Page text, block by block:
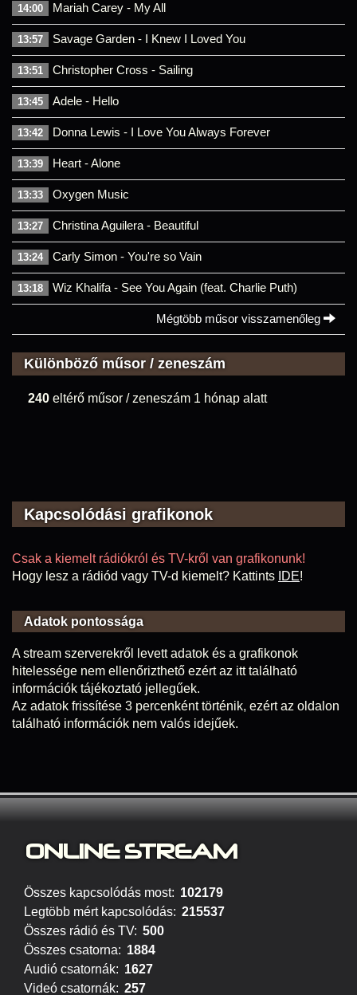
14:00 Mariah Carey - My All
13:57 Savage Garden - I Knew I Loved You
13:51 Christopher Cross - Sailing
13:45 Adele - Hello
13:42 Donna Lewis - I Love You Always Forever
13:39 Heart - Alone
13:33 Oxygen Music
13:27 Christina Aguilera - Beautiful
13:24 Carly Simon - You're so Vain
13:18 Wiz Khalifa - See You Again (feat. Charlie Puth)
Mégtöbb műsor visszamenőleg
Különböző műsor / zeneszám
240 eltérő műsor / zeneszám 1 hónap alatt
Kapcsolódási grafikonok
Csak a kiemelt rádiókról és TV-kről van grafikonunk!
Hogy lesz a rádiód vagy TV-d kiemelt? Kattints IDE!
Adatok pontossága
A stream szerverekről levett adatok és a grafikonok
hitelessége nem ellenőrizthető ezért az itt található
információk tájékoztató jellegűek.
Az adatok frissítése 3 percenként történik, ezért az oldalon
található információk nem valós idejűek.
ONLINE STREAM
Összes kapcsolódás most: 102179
Legtöbb mért kapcsolódás: 215537
Összes rádió és TV: 500
Összes csatorna: 1884
Audió csatornák: 1627
Videó csatornák: 257